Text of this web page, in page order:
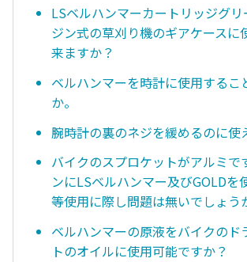
LSベルハンマーカートリッジグ
ジン式の草刈り機のギアケースに
来ますか？
ベルハンマーを時計に使用するこ
か。
腕時計の裏のネジを緩めるのに使
バイクのスプロケットがアルミで
ンにLSベルハンマー及びGOLDを
等使用に際し問題は無いでしょう
ベルハンマーの原液をバイクのド
トのオイルに使用可能ですか？